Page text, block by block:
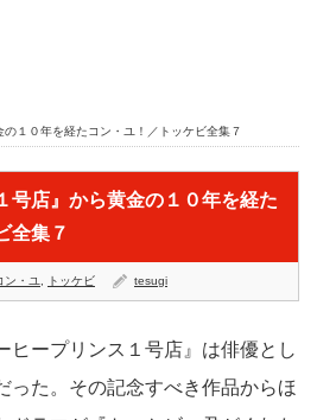
の１０年を経たコン・ユ！／トッケビ全集７
号店』から黄金の１０年を経た
全集７
ン・ユ トッケビ tesugi
ヒープリンス１号店』は俳優とし
った。その記念すべき作品からほ